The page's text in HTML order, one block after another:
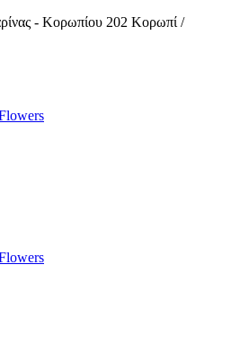
- Κορωπίου 202 Κορωπί /